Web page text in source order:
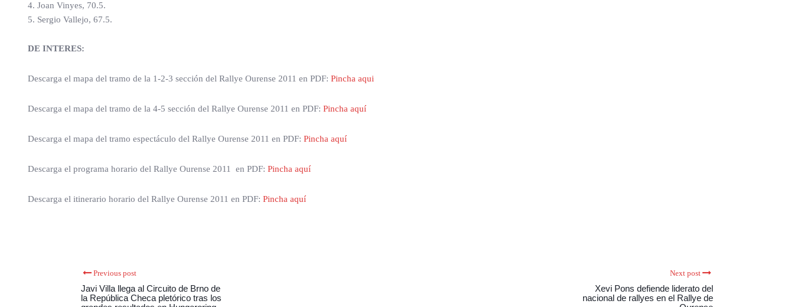
4. Joan Vinyes, 70.5.
5. Sergio Vallejo, 67.5.
DE INTERES:
Descarga el mapa del tramo de la 1-2-3 sección del Rallye Ourense 2011 en PDF: Pincha aqui
Descarga el mapa del tramo de la 4-5 sección del Rallye Ourense 2011 en PDF: Pincha aquí
Descarga el mapa del tramo espectáculo del Rallye Ourense 2011 en PDF: Pincha aquí
Descarga el programa horario del Rallye Ourense 2011 en PDF: Pincha aquí
Descarga el itinerario horario del Rallye Ourense 2011 en PDF: Pincha aquí
Previous post
Javi Villa llega al Circuito de Brno de
la República Checa pletórico tras los
Next post
Xevi Pons defiende liderato del
nacional de rallyes en el Rallye de